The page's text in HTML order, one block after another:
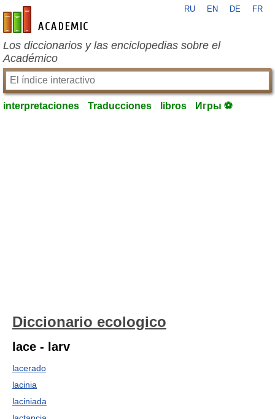
es-academic.com
RU EN DE FR
Los diccionarios y las enciclopedias sobre el
Académico
interpretaciones Traducciones libros Игры ⚽
Diccionario ecologico
lace - larv
lacerado
lacinia
laciniada